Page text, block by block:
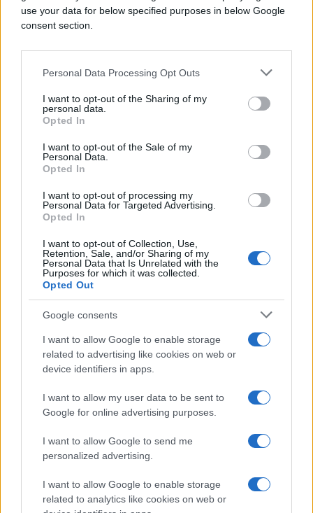
use your data for below specified purposes in below Google
consent section.
Personal Data Processing Opt Outs
I want to opt-out of the Sharing of my
personal data.
Opted In
I want to opt-out of the Sale of my
Personal Data.
Opted In
I want to opt-out of processing my
Personal Data for Targeted Advertising.
Opted In
I want to opt-out of Collection, Use,
Retention, Sale, and/or Sharing of my
Personal Data that Is Unrelated with the
Purposes for which it was collected.
Opted Out
Google consents
I want to allow Google to enable storage
related to advertising like cookies on web or
device identifiers in apps.
I want to allow my user data to be sent to
Google for online advertising purposes.
I want to allow Google to send me
personalized advertising.
I want to allow Google to enable storage
related to analytics like cookies on web or